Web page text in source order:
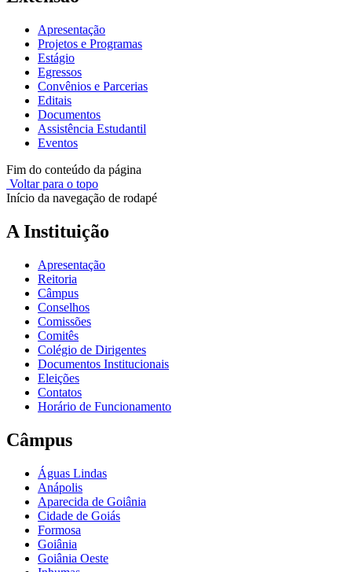
Apresentação
Projetos e Programas
Estágio
Egressos
Convênios e Parcerias
Editais
Documentos
Assistência Estudantil
Eventos
Fim do conteúdo da página
Voltar para o topo
Início da navegação de rodapé
A Instituição
Apresentação
Reitoria
Câmpus
Conselhos
Comissões
Comitês
Colégio de Dirigentes
Documentos Institucionais
Eleições
Contatos
Horário de Funcionamento
Câmpus
Águas Lindas
Anápolis
Aparecida de Goiânia
Cidade de Goiás
Formosa
Goiânia
Goiânia Oeste